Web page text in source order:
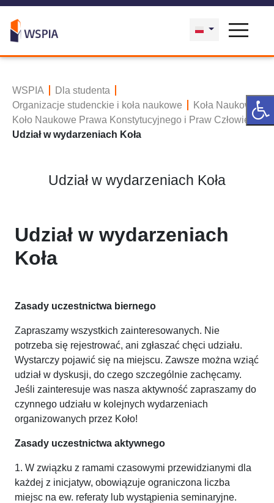
WSPIA
Dla studenta
Organizacje studenckie i koła naukowe
Koła Naukowe
Koło Naukowe Prawa Konstytucyjnego i Praw Człowieka
Udział w wydarzeniach Koła
Udział w wydarzeniach Koła
Udział w wydarzeniach
Koła
Zasady uczestnictwa biernego
Zapraszamy wszystkich zainteresowanych. Nie
potrzeba się rejestrować, ani zgłaszać chęci udziału.
Wystarczy pojawić się na miejscu. Zawsze można wziąć
udział w dyskusji, do czego szczególnie zachęcamy.
Jeśli zainteresuje was nasza aktywność zapraszamy do
czynnego udziału w kolejnych wydarzeniach
organizowanych przez Koło!
Zasady uczestnictwa aktywnego
1. W związku z ramami czasowymi przewidzianymi dla
każdej z inicjatyw, obowiązuje ograniczona liczba
miejsc na ew. referaty lub wystąpienia seminaryjne.